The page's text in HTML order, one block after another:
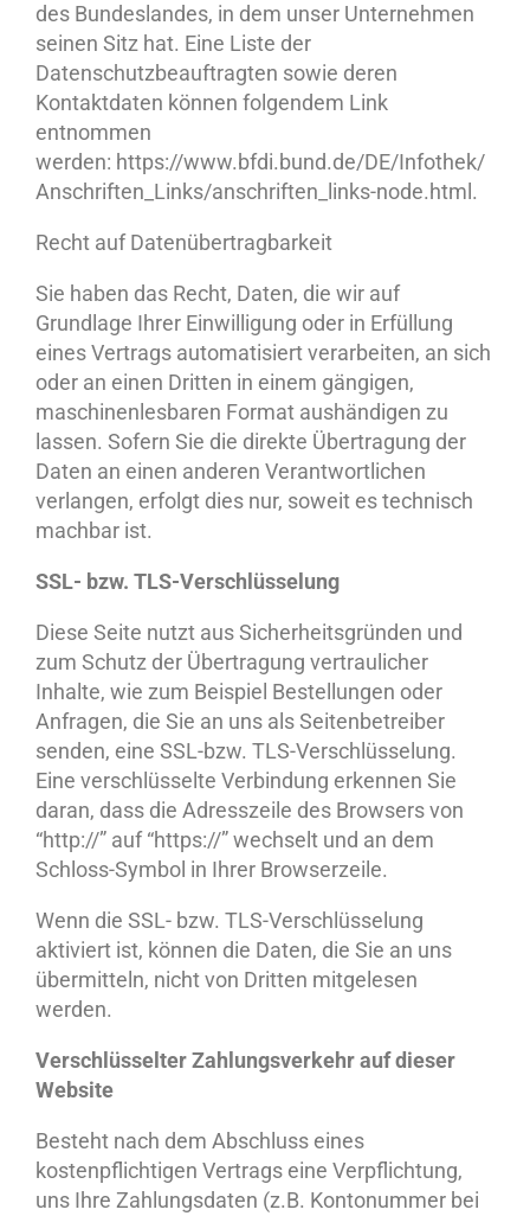
des Bundeslandes, in dem unser Unternehmen
seinen Sitz hat. Eine Liste der
Datenschutzbeauftragten sowie deren
Kontaktdaten können folgendem Link
entnommen
werden: https://www.bfdi.bund.de/DE/Infothek/
Anschriften_Links/anschriften_links-node.html.
Recht auf Datenübertragbarkeit
Sie haben das Recht, Daten, die wir auf
Grundlage Ihrer Einwilligung oder in Erfüllung
eines Vertrags automatisiert verarbeiten, an sich
oder an einen Dritten in einem gängigen,
maschinenlesbaren Format aushändigen zu
lassen. Sofern Sie die direkte Übertragung der
Daten an einen anderen Verantwortlichen
verlangen, erfolgt dies nur, soweit es technisch
machbar ist.
SSL- bzw. TLS-Verschlüsselung
Diese Seite nutzt aus Sicherheitsgründen und
zum Schutz der Übertragung vertraulicher
Inhalte, wie zum Beispiel Bestellungen oder
Anfragen, die Sie an uns als Seitenbetreiber
senden, eine SSL-bzw. TLS-Verschlüsselung.
Eine verschlüsselte Verbindung erkennen Sie
daran, dass die Adresszeile des Browsers von
“http://” auf “https://” wechselt und an dem
Schloss-Symbol in Ihrer Browserzeile.
Wenn die SSL- bzw. TLS-Verschlüsselung
aktiviert ist, können die Daten, die Sie an uns
übermitteln, nicht von Dritten mitgelesen
werden.
Verschlüsselter Zahlungsverkehr auf dieser
Website
Besteht nach dem Abschluss eines
kostenpflichtigen Vertrags eine Verpflichtung,
uns Ihre Zahlungsdaten (z.B. Kontonummer bei